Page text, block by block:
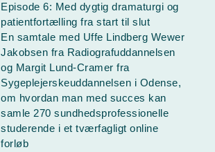
Episode 6: Med dygtig dramaturgi og
patientfortælling fra start til slut
En samtale med Uffe Lindberg Wewer
Jakobsen fra Radiografuddannelsen
og Margit Lund-Cramer fra
Sygeplejerskeuddannelsen i Odense,
om hvordan man med succes kan
samle 270 sundhedsprofessionelle
studerende i et tværfagligt online
forløb